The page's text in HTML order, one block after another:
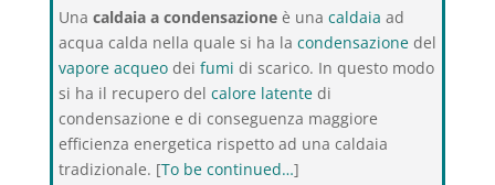
Una caldaia a condensazioneè una caldaia ad
acqua calda nella quale si ha la condensazionedel
vapore acqueodei fumi di scarico. In questo modo
si ha il recupero del calore latentedi
condensazione e di conseguenza maggiore
efficienza energetica rispetto ad una caldaia
tradizionale. [To be continued…]